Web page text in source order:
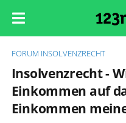
FORUM INSOLVENZRECHT
Insolvenzrecht -
Einkommen auf
Einkommen